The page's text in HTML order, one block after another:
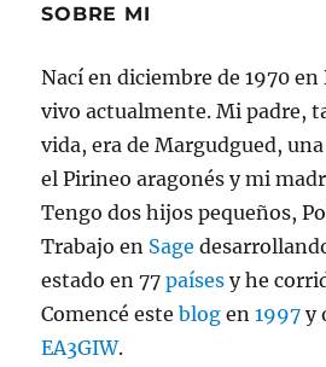
SOBRE MI
Nací en diciembre de 1970
vivo actualmente. Mi padre,
vida, era de Margudgued,
el Pirineo aragonés y mi
Tengo dos hijos pequeños,
Trabajo en Sage
estado en 77países y he
Comencé esteblog en1997 y
EA3GIW.